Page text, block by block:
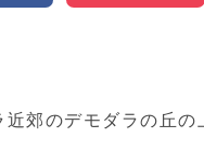
郊のデモダラの丘